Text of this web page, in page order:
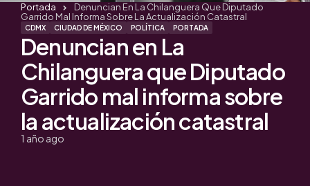
CDMX CIUDAD DE MÉXICO POLÍTICA PORTADA
Denuncian en La
Chilanguera que Diputado
Garrido mal informa sobre
la actualización catastral
1 año ago
Portada
Denuncian En La Chilanguera Que Diputado
Garrido Mal Informa Sobre La Actualización Catastral